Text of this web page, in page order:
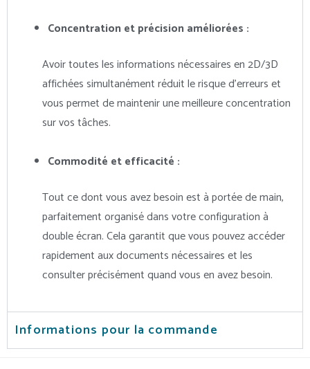
Concentration et précision améliorées :
Avoir toutes les informations nécessaires en 2D/3D
affichées simultanément réduit le risque d’erreurs et
vous permet de maintenir une meilleure concentration
sur vos tâches.
Commodité et efficacité :
Tout ce dont vous avez besoin est à portée de main,
parfaitement organisé dans votre configuration à
double écran. Cela garantit que vous pouvez accéder
rapidement aux documents nécessaires et les
consulter précisément quand vous en avez besoin.
Informations pour la commande